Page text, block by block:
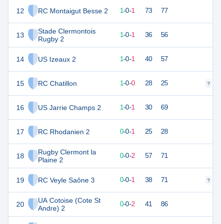
12 RC Montaigut Besse 2
13
Stade Clermontois
Rugby 2
14 US Izeaux 2
15 RC Chatillon
16 US Jarrie Champs 2
17 RC Rhodanien 2
18
Rugby Clermont la
Plaine 2
19 RC Veyle Saône 3
20
UA Cotoise (Cote St
Andre) 2
4 2 1-0-1 73 77
4 1-0-1 36 56
1-0-1 40 57
1-0-0 28 25 ?
4 1-0-1 30 69
1 0-0-1 25 28
1 0-0-2 57 71
0 0-0-1 38 71 ?
0 0-0-2 41 86